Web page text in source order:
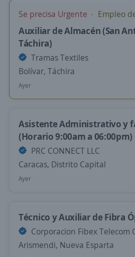
Se precisa Urgente Empleo
Auxiliar de Almacén (San
Táchira)
Tramas Textiles
Bolívar, Táchira
Ayer
Asistente Administrativo y
(Horario 9:00am a 06:00pm)
PRC CONNECT LLC
Caracas, Distrito Capital
Ayer
Técnico y Auxiliar de Fibra
Corporacion Fibex Telecom
Arismendi, Nueva Esparta